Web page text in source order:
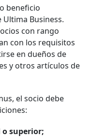
beneficio
Business.
con rango
con los requisitos
en dueños de
y otros artículos de
el socio debe
superior;